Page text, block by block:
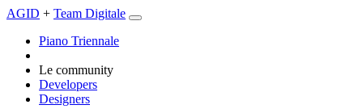
AGID + Team Digitale
Piano Triennale
Le community
Developers
Designers